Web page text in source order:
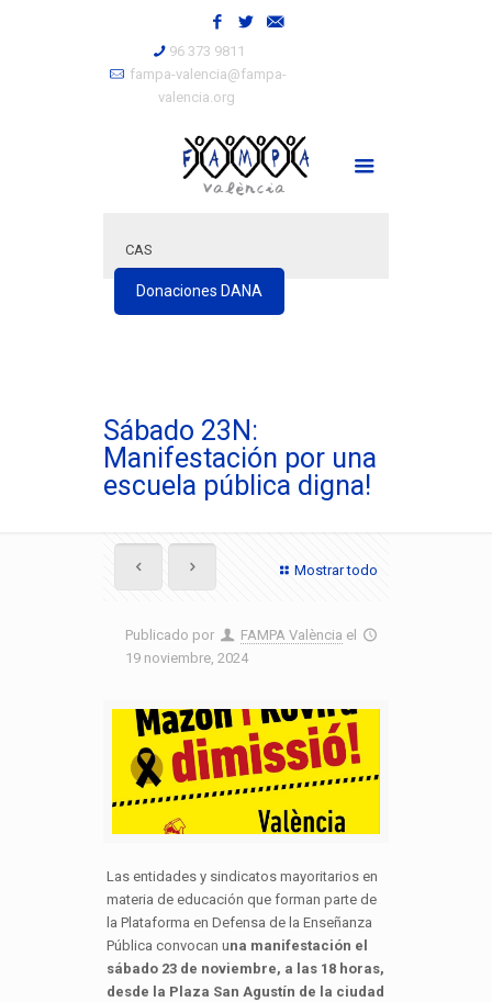
96 373 9811
fampa-valencia@fampa-
valencia.org
CAS
Donaciones DANA
Sábado 23N:
Manifestación por una
escuela pública digna!
Mostrar todo
Publicado por FAMPA València el
19 noviembre, 2024
Las entidades y sindicatos mayoritarios en
materia de educación que forman parte de
la Plataforma en Defensa de la Enseñanza
Pública convocan una manifestación el
sábado 23 de noviembre, a las 18 horas,
desde la Plaza San Agustín de la ciudad